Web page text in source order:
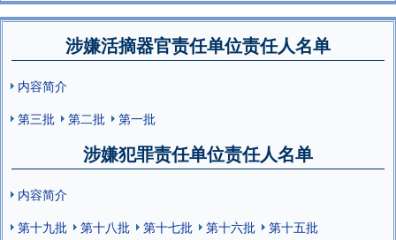
涉嫌活摘器官责任单位责任人名单
内容简介
第三批
第二批 第一批
涉嫌犯罪责任单位责任人名单
内容简介
第十九批
第十八批 第十七批 第十六批
第十五批